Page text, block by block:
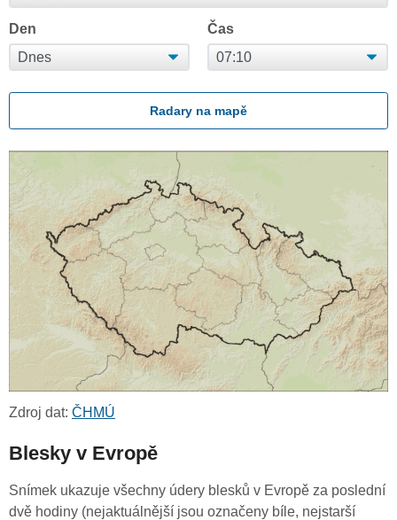
Den Čas
Radary na mapě
Zdroj dat: ČHMÚ
Blesky v Evropě
Snímek ukazuje všechny údery blesků v Evropě za poslední
dvě hodiny (nejaktuálnější jsou označeny bíle, nejstarší